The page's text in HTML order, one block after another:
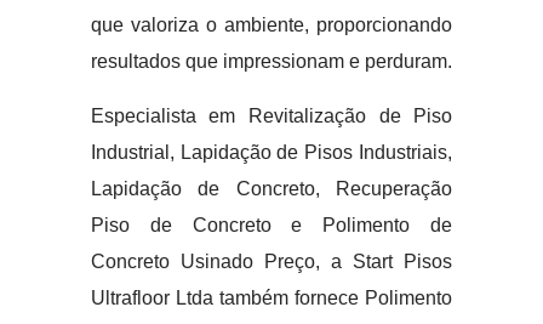
que valoriza o ambiente, proporcionando
resultados que impressionam e perduram.
Especialista em Revitalização de Piso
Industrial, Lapidação de Pisos Industriais,
Lapidação de Concreto, Recuperação
Piso de Concreto e Polimento de
Concreto Usinado Preço, a Start Pisos
Ultrafloor Ltda também fornece Polimento